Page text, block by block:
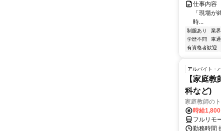
仕事内容
「現場
時...
制服あり 業
学歴不問
車
有資格者歓迎
アルバイト・
【家庭
科など)
家庭教師の
時給
フルリモ
勤務時間